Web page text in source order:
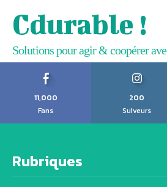
Cdurable !
Solutions pour agir & coopérer
11,000
Fans
200
Suiveurs
Rubriques